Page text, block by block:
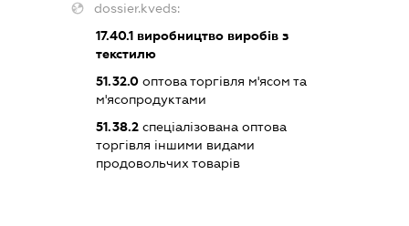
dossier.kveds:
17.40.1 виробництво виробів з
текстилю
51.32.0 оптова торгівля м'ясом та
м'ясопродуктами
51.38.2 спеціалізована оптова
торгівля іншими видами
продовольчих товарів